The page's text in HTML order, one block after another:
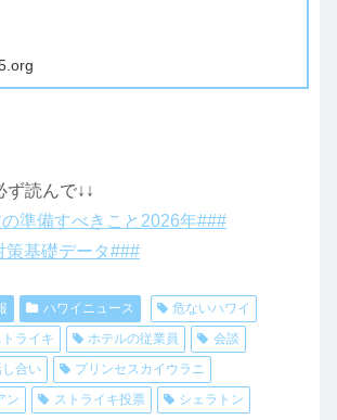
ず読んで↓↓
準備すべきこと2026年###
策基礎データ###
ハワイニュース
危ないハワイ
トライキ ホテルの従業員
会談
合い
プリンセスカイウラニ
ン
ストライキ投票
シェラトン